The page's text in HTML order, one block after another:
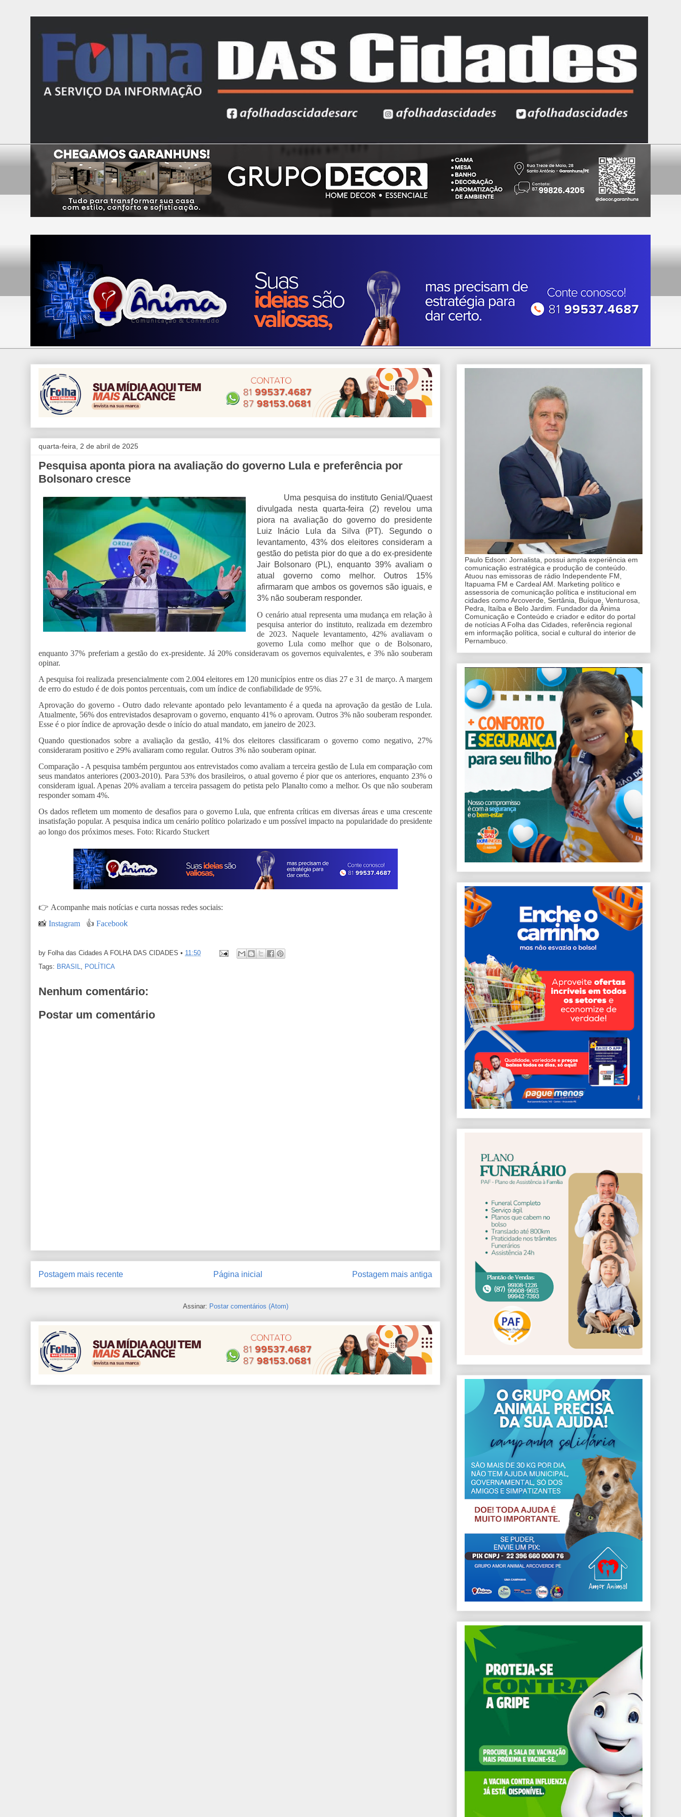
quarta-feira, 2 de abril de 2025
Pesquisa aponta piora na avaliação do governo Lula e preferência por
Bolsonaro cresce
Uma pesquisa do instituto Genial/Quaest
divulgada nesta quarta-feira (2) revelou uma
piora na avaliação do governo do presidente
Luiz Inácio Lula da Silva (PT). Segundo o
levantamento, 43% dos eleitores consideram a
gestão do petista pior do que a do ex-presidente
Jair Bolsonaro (PL), enquanto 39% avaliam o
atual governo como melhor. Outros 15%
afirmaram que ambos os governos são iguais, e
3% não souberam responder.
O cenário atual representa uma mudança em relação à
pesquisa anterior do instituto, realizada em dezembro
de 2023. Naquele levantamento, 42% avaliavam o
governo Lula como melhor que o de Bolsonaro,
enquanto 37% preferiam a gestão do ex-presidente. Já 20% consideravam os governos equivalentes, e 3% não souberam
opinar.
A pesquisa foi realizada presencialmente com 2.004 eleitores em 120 municípios entre os dias 27 e 31 de março. A margem
de erro do estudo é de dois pontos percentuais, com um índice de confiabilidade de 95%.
Aprovação do governo - Outro dado relevante apontado pelo levantamento é a queda na aprovação da gestão de Lula.
Atualmente, 56% dos entrevistados desaprovam o governo, enquanto 41% o aprovam. Outros 3% não souberam responder.
Esse é o pior índice de aprovação desde o início do atual mandato, em janeiro de 2023.
Quando questionados sobre a avaliação da gestão, 41% dos eleitores classificaram o governo como negativo, 27%
consideraram positivo e 29% avaliaram como regular. Outros 3% não souberam opinar.
Comparação - A pesquisa também perguntou aos entrevistados como avaliam a terceira gestão de Lula em comparação com
seus mandatos anteriores (2003-2010). Para 53% dos brasileiros, o atual governo é pior que os anteriores, enquanto 23% o
consideram igual. Apenas 20% avaliam a terceira passagem do petista pelo Planalto como a melhor. Os que não souberam
responder somam 4%.
Os dados refletem um momento de desafios para o governo Lula, que enfrenta críticas em diversas áreas e uma crescente
insatisfação popular. A pesquisa indica um cenário político polarizado e um possível impacto na popularidade do presidente
ao longo dos próximos meses. Foto: Ricardo Stuckert
👉 Acompanhe mais notícias e curta nossas redes sociais:
📸 Instagram 👍 Facebook
by Folha das Cidades A FOLHA DAS CIDADES • 11:50
Tags: BRASIL, POLÍTICA
Nenhum comentário:
Postar um comentário
Postagem mais recente Postagem mais antiga
Página inicial
Assinar: Postar comentários (Atom)
Paulo Edson: Jornalista, possui ampla experiência em
comunicação estratégica e produção de conteúdo.
Atuou nas emissoras de rádio Independente FM,
Itapuama FM e Cardeal AM. Marketing político e
assessoria de comunicação política e institucional em
cidades como Arcoverde, Sertânia, Buíque, Venturosa,
Pedra, Itaíba e Belo Jardim. Fundador da Ânima
Comunicação e Conteúdo e criador e editor do portal
de notícias A Folha das Cidades, referência regional
em informação política, social e cultural do interior de
Pernambuco.